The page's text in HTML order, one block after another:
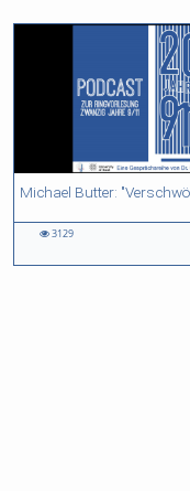
47:56 duration
3129
views
35:04 duration
views
43:50 duration
views